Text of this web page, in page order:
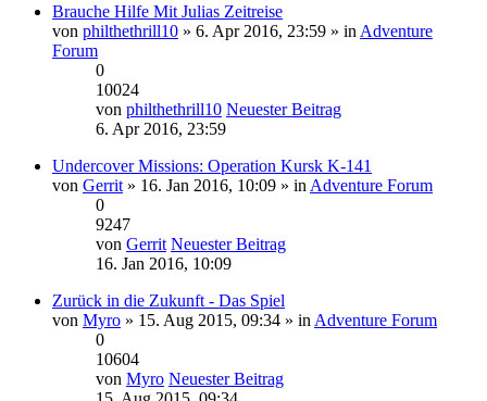
Brauche Hilfe Mit Julias Zeitreise
von philthethrill10 » 6. Apr 2016, 23:59 » in Adventure
Forum
0
10024
von philthethrill10 Neuester Beitrag
6. Apr 2016, 23:59
Undercover Missions: Operation Kursk K-141
von Gerrit » 16. Jan 2016, 10:09 » in Adventure Forum
0
9247
von Gerrit Neuester Beitrag
16. Jan 2016, 10:09
Zurück in die Zukunft - Das Spiel
von Myro » 15. Aug 2015, 09:34 » in Adventure Forum
0
10604
von Myro Neuester Beitrag